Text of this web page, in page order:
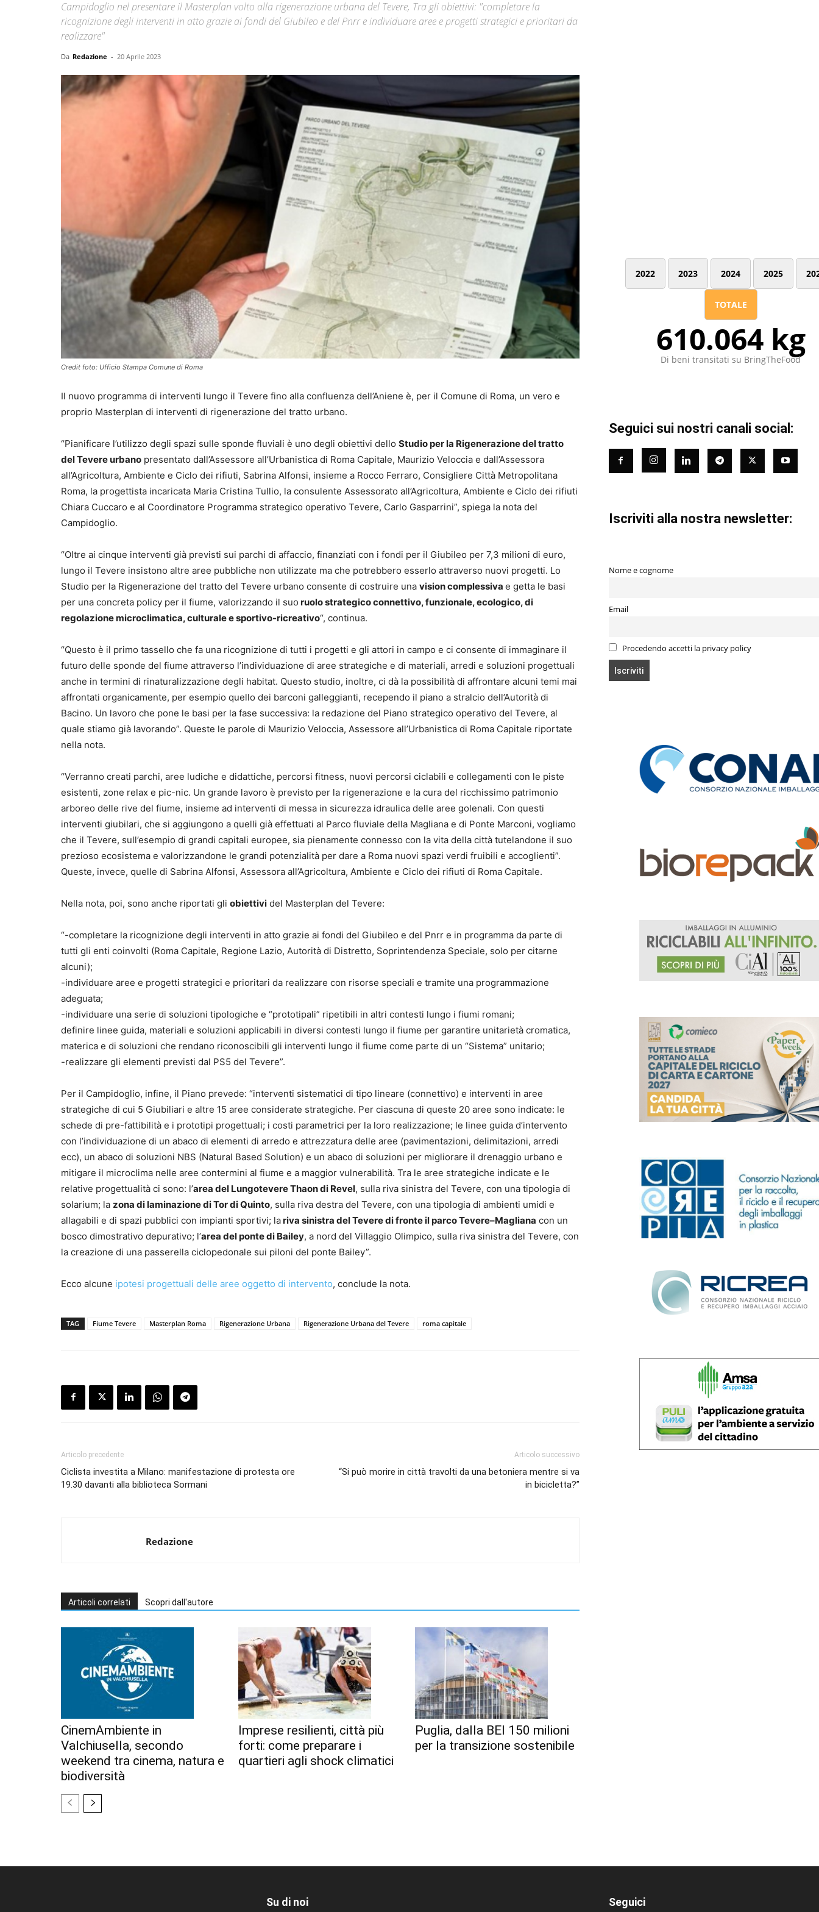
Città
Campidoglio nel presentare il Masterplan volto alla rigenerazione urbana del Tevere, Tra gli obiettivi: "completare la
ricognizione degli interventi in atto grazie ai fondi del Giubileo e del Pnrr e individuare aree e progetti strategici e prioritari da
realizzare"
Da Redazione - 20 Aprile 2023
Credit foto: Ufficio Stampa Comune di Roma
Il nuovo programma di interventi lungo il Tevere fino alla confluenza dell’Aniene è, per il Comune di Roma, un vero e
proprio Masterplan di interventi di rigenerazione del tratto urbano.
“Pianificare l’utilizzo degli spazi sulle sponde fluviali è uno degli obiettivi dello Studio per la Rigenerazione del tratto
del Tevere urbano presentato dall’Assessore all’Urbanistica di Roma Capitale, Maurizio Veloccia e dall’Assessora
all’Agricoltura, Ambiente e Ciclo dei rifiuti, Sabrina Alfonsi, insieme a Rocco Ferraro, Consigliere Città Metropolitana
Roma, la progettista incaricata Maria Cristina Tullio, la consulente Assessorato all’Agricoltura, Ambiente e Ciclo dei rifiuti
Chiara Cuccaro e al Coordinatore Programma strategico operativo Tevere, Carlo Gasparrini”, spiega la nota del
Campidoglio.
“Oltre ai cinque interventi già previsti sui parchi di affaccio, finanziati con i fondi per il Giubileo per 7,3 milioni di euro,
lungo il Tevere insistono altre aree pubbliche non utilizzate ma che potrebbero esserlo attraverso nuovi progetti. Lo
Studio per la Rigenerazione del tratto del Tevere urbano consente di costruire una vision complessiva e getta le basi
per una concreta policy per il fiume, valorizzando il suo ruolo strategico connettivo, funzionale, ecologico, di
regolazione microclimatica, culturale e sportivo-ricreativo“, continua.
“Questo è il primo tassello che fa una ricognizione di tutti i progetti e gli attori in campo e ci consente di immaginare il
futuro delle sponde del fiume attraverso l’individuazione di aree strategiche e di materiali, arredi e soluzioni progettuali
anche in termini di rinaturalizzazione degli habitat. Questo studio, inoltre, ci dà la possibilità di affrontare alcuni temi mai
affrontati organicamente, per esempio quello dei barconi galleggianti, recependo il piano a stralcio dell’Autorità di
Bacino. Un lavoro che pone le basi per la fase successiva: la redazione del Piano strategico operativo del Tevere, al
quale stiamo già lavorando”. Queste le parole di Maurizio Veloccia, Assessore all’Urbanistica di Roma Capitale riportate
nella nota.
“Verranno creati parchi, aree ludiche e didattiche, percorsi fitness, nuovi percorsi ciclabili e collegamenti con le piste
esistenti, zone relax e pic-nic. Un grande lavoro è previsto per la rigenerazione e la cura del ricchissimo patrimonio
arboreo delle rive del fiume, insieme ad interventi di messa in sicurezza idraulica delle aree golenali. Con questi
interventi giubilari, che si aggiungono a quelli già effettuati al Parco fluviale della Magliana e di Ponte Marconi, vogliamo
che il Tevere, sull’esempio di grandi capitali europee, sia pienamente connesso con la vita della città tutelandone il suo
prezioso ecosistema e valorizzandone le grandi potenzialità per dare a Roma nuovi spazi verdi fruibili e accoglienti”.
Queste, invece, quelle di Sabrina Alfonsi, Assessora all’Agricoltura, Ambiente e Ciclo dei rifiuti di Roma Capitale.
Nella nota, poi, sono anche riportati gli obiettivi del Masterplan del Tevere:
“-completare la ricognizione degli interventi in atto grazie ai fondi del Giubileo e del Pnrr e in programma da parte di
tutti gli enti coinvolti (Roma Capitale, Regione Lazio, Autorità di Distretto, Soprintendenza Speciale, solo per citarne
alcuni);
-individuare aree e progetti strategici e prioritari da realizzare con risorse speciali e tramite una programmazione
adeguata;
-individuare una serie di soluzioni tipologiche e “prototipali” ripetibili in altri contesti lungo i fiumi romani;
definire linee guida, materiali e soluzioni applicabili in diversi contesti lungo il fiume per garantire unitarietà cromatica,
materica e di soluzioni che rendano riconoscibili gli interventi lungo il fiume come parte di un “Sistema” unitario;
-realizzare gli elementi previsti dal PS5 del Tevere”.
Per il Campidoglio, infine, il Piano prevede: “interventi sistematici di tipo lineare (connettivo) e interventi in aree
strategiche di cui 5 Giubiliari e altre 15 aree considerate strategiche. Per ciascuna di queste 20 aree sono indicate: le
schede di pre-fattibilità e i prototipi progettuali; i costi parametrici per la loro realizzazione; le linee guida d’intervento
con l’individuazione di un abaco di elementi di arredo e attrezzatura delle aree (pavimentazioni, delimitazioni, arredi
ecc), un abaco di soluzioni NBS (Natural Based Solution) e un abaco di soluzioni per migliorare il drenaggio urbano e
mitigare il microclima nelle aree contermini al fiume e a maggior vulnerabilità. Tra le aree strategiche indicate e le
relative progettualità ci sono: l’area del Lungotevere Thaon di Revel, sulla riva sinistra del Tevere, con una tipologia di
solarium; la zona di laminazione di Tor di Quinto, sulla riva destra del Tevere, con una tipologia di ambienti umidi e
allagabili e di spazi pubblici con impianti sportivi; lariva sinistra del Tevere di fronte il parco Tevere–Magliana con un
bosco dimostrativo depurativo; l’area del ponte di Bailey, a nord del Villaggio Olimpico, sulla riva sinistra del Tevere, con
la creazione di una passerella ciclopedonale sui piloni del ponte Bailey”.
Ecco alcune ipotesi progettuali delle aree oggetto di intervento, conclude la nota.
TAG Fiume Tevere Masterplan Roma Rigenerazione Urbana Rigenerazione Urbana del Tevere roma capitale
Articolo precedente
Ciclista investita a Milano: manifestazione di protesta ore
19.30 davanti alla biblioteca Sormani
Articolo successivo
“Si può morire in città travolti da una betoniera mentre si va
in bicicletta?”
Redazione
Articoli correlati Scopri dall'autore
CinemAmbiente in
Valchiusella, secondo
weekend tra cinema, natura e
biodiversità
Imprese resilienti, città più
forti: come preparare i
quartieri agli shock climatici
Puglia, dalla BEI 150 milioni
per la transizione sostenibile
2022 2023 2024 2025
TOTALE
610.064 kg
Di beni transitati su BringTheFood
Seguici sui nostri canali social:
Iscriviti alla nostra newsletter:
Nome e cognome
Email
Procedendo accetti la privacy policy
Su di noi Seguici